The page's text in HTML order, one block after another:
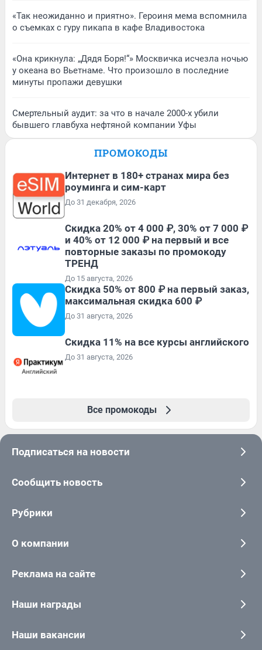
«Так неожиданно и приятно». Героиня мема вспомнила
о съемках с гуру пикапа в кафе Владивостока
«Она крикнула: „Дядя Боря!“» Москвичка исчезла ночью
у океана во Вьетнаме. Что произошло в последние
минуты пропажи девушки
Смертельный аудит: за что в начале 2000-х убили
бывшего главбуха нефтяной компании Уфы
ПРОМОКОДЫ
Интернет в 180+ странах мира без
роуминга и сим-карт
До 31 декабря, 2026
Скидка 20% от 4 000 ₽, 30% от 7 000 ₽
и 40% от 12 000 ₽ на первый и все
повторные заказы по промокоду
ТРЕНД
До 15 августа, 2026
Скидка 50% от 800 ₽ на первый заказ,
максимальная скидка 600 ₽
До 31 августа, 2026
Скидка 11% на все курсы английского
До 31 августа, 2026
Все промокоды
Подписаться на новости
Сообщить новость
Рубрики
О компании
Реклама на сайте
Наши награды
Наши вакансии